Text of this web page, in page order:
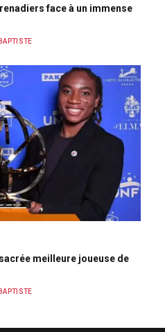
face à un immense
meilleure joueuse de